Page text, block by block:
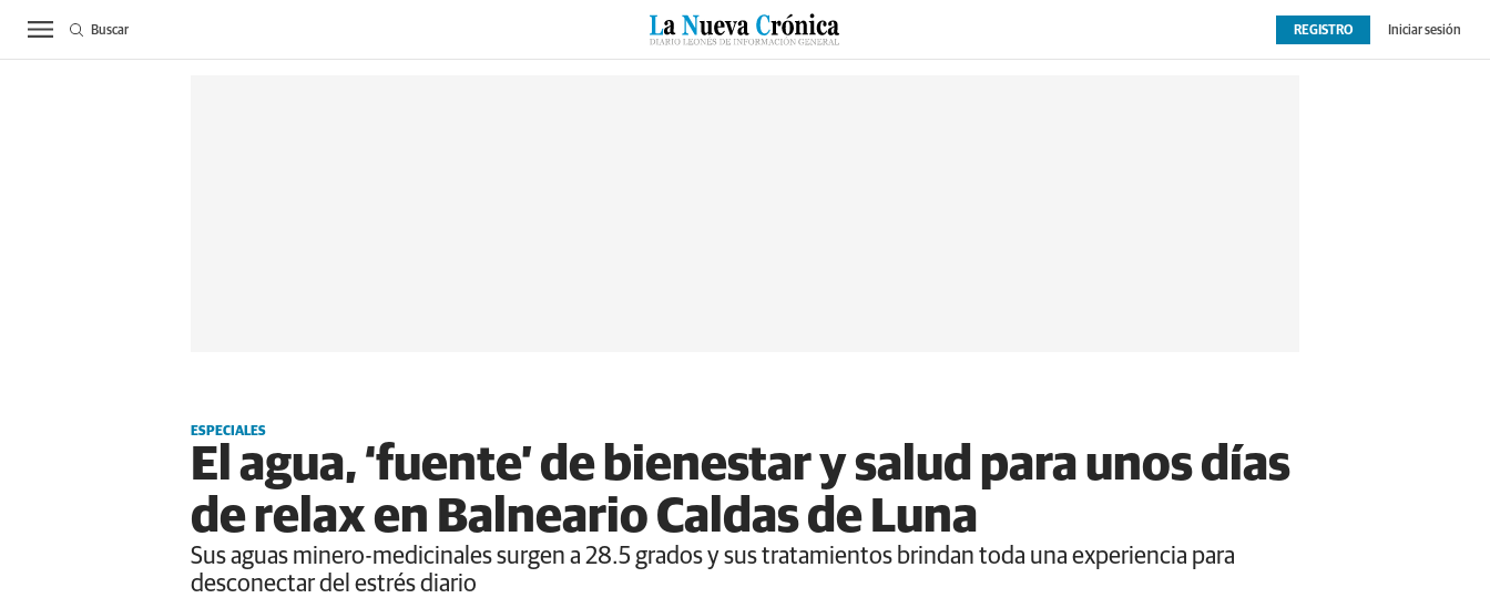
ACTUALIDAD BIERZO SUCESOS CULTURAS ESPECIALES DEPORTES OPINIÓN EXTRAS
REGISTRO Iniciar sesión
Buscar
ESPECIALES
El agua, ‘fuente’ de bienestar y salud para unos días
de relax en Balneario Caldas de Luna
Sus aguas minero-medicinales surgen a 28.5 grados y sus tratamientos brindan toda una experiencia para
desconectar del estrés diario